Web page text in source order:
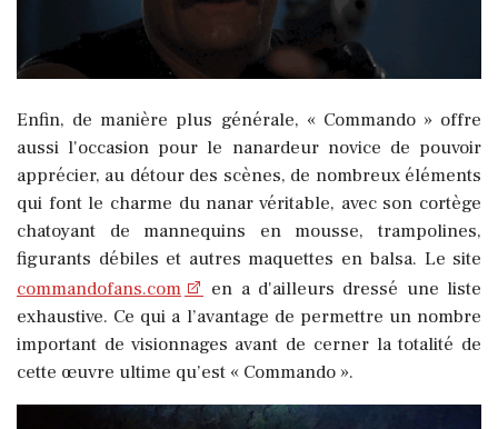
Enfin, de manière plus générale, « Commando » offre
aussi l'occasion pour le nanardeur novice de pouvoir
apprécier, au détour des scènes, de nombreux éléments
qui font le charme du nanar véritable, avec son cortège
chatoyant de mannequins en mousse, trampolines,
figurants débiles et autres maquettes en balsa. Le site
commandofans.com
en a d'ailleurs dressé une liste
exhaustive. Ce qui a l’avantage de permettre un nombre
important de visionnages avant de cerner la totalité de
cette œuvre ultime qu’est « Commando ».